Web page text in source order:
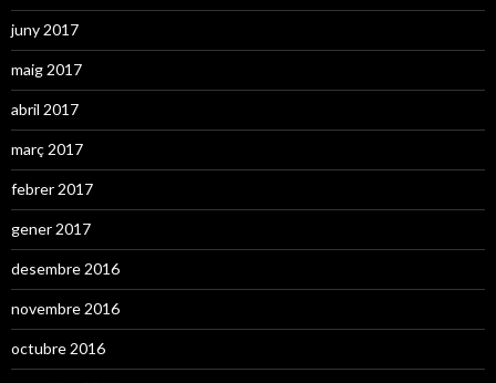
juny 2017
maig 2017
abril 2017
març 2017
febrer 2017
gener 2017
desembre 2016
novembre 2016
octubre 2016